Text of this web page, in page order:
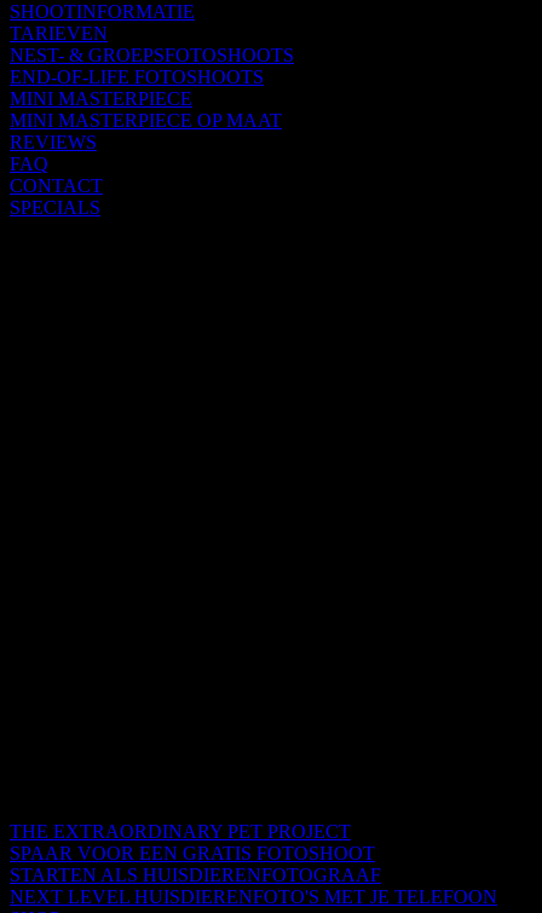
SHOOTINFORMATIE
TARIEVEN
NEST- & GROEPSFOTOSHOOTS
END-OF-LIFE FOTOSHOOTS
MINI MASTERPIECE
MINI MASTERPIECE OP MAAT
REVIEWS
FAQ
CONTACT
SPECIALS
THE EXTRAORDINARY PET PROJECT
SPAAR VOOR EEN GRATIS FOTOSHOOT
STARTEN ALS HUISDIERENFOTOGRAAF
NEXT LEVEL HUISDIERENFOTO'S MET JE TELEFOON